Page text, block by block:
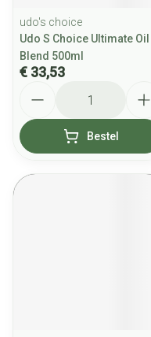
udo's choice
Udo S Choice Ultimate Oil
Blend 500ml
€ 33,53
Bestel